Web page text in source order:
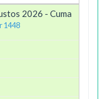
2026 - Cuma
1448